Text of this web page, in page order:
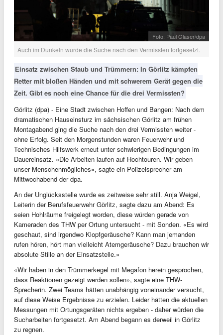
Foto: Paul Glaser/dpa
Auch im Dunkeln wurde die Suche nach den Vermissten fortgesetzt.
Einsatz zwischen Staub und Trümmern: In Görlitz kämpfen
Retter mit bloßen Händen und mit schwerem Gerät gegen die
Zeit. Gibt es noch eine Chance für die drei Vermissten?
Görlitz (dpa) - Eine Stadt zwischen Hoffen und Bangen: Nach dem
dramatischen Hauseinsturz im sächsischen Görlitz am frühen
Montagabend ging die Suche nach den drei Vermissten weiter -
ohne Erfolg. Seit den Morgenstunden waren Feuerwehr und
Technisches Hilfswerk erneut unter schwierigen Bedingungen im
Dauereinsatz. «Die Arbeiten laufen auf Hochtouren. Wir geben
unser Menschenmögliches», sagte ein Polizeisprecher am
Mittwochabend der dpa.
An der Unglücksstelle wurde es zeitweise sehr still. Anja Weigel,
Leiterin der Berufsfeuerwehr Görlitz, sagte dazu am Abend: Es
seien Hohlräume freigelegt worden, diese würden gerade von
Kameraden des THW per Ortung untersucht - mit Sonden. «Es wird
geschaut, sind irgendwo Klopfgeräusche? Kann man jemanden
rufen hören, hört man vielleicht Atemgeräusche? Dazu brauchen wir
absolute Stille an der Einsatzstelle.»
«Wir haben in den Trümmerkegel mit Megafon herein gesprochen,
dass Reaktionen gezeigt werden sollen», sagte eine THW-
Sprecherin. Zwei Teams hätten unabhängig voneinander versucht,
auf diese Weise Ergebnisse zu erzielen. Leider hätten die aktuellen
Messungen mit Ortungsgeräten nichts ergeben - daher würden die
Sucharbeiten fortgesetzt. Am Abend begann es derweil in Görlitz
zu regnen.